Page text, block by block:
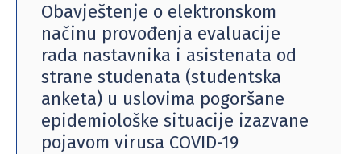
Obavještenje o elektronskom
načinu provođenja evaluacije
rada nastavnika i asistenata od
strane studenata (studentska
anketa) u uslovima pogoršane
epidemiološke situacije izazvane
pojavom virusa COVID-19